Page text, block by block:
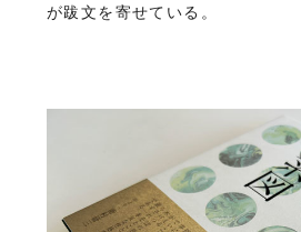
が跋文を寄せている。